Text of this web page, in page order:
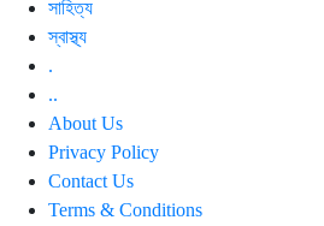
সাহিত্য
স্বাস্থ্য
.
..
About Us
Privacy Policy
Contact Us
Terms & Conditions